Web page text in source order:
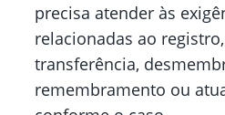
precisa atender às
relacionadas ao
transferência,
remembramento ou